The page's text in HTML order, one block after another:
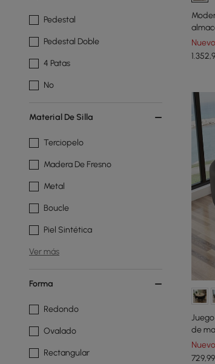
Pedestal
Pedestal Doble
4 Patas
No
Material De Silla
Terciopelo
Madera De Fresno
Metal
Boucle
Piel Sintética
Ver más
Forma
Redondo
Ovalado
Rectangular
1.352
de
729,99